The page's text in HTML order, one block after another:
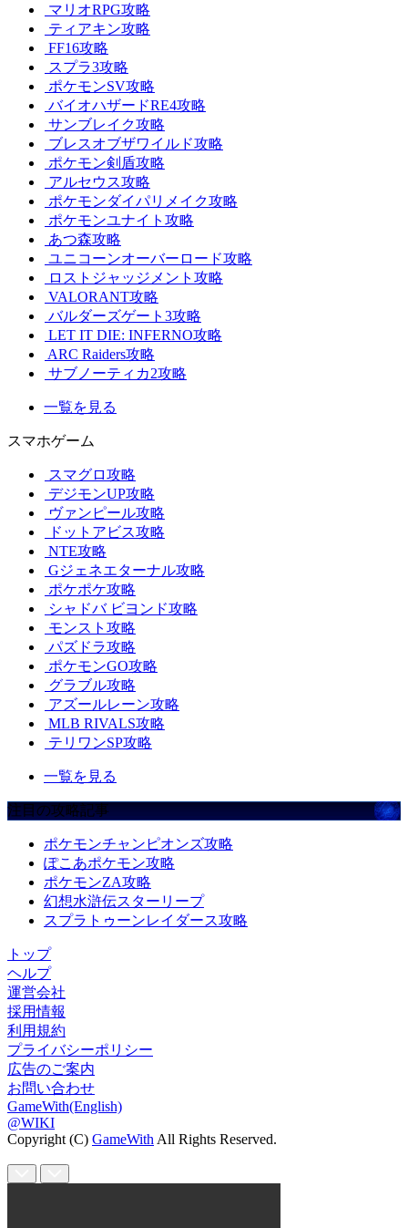
マリオRPG攻略
ティアキン攻略
FF16攻略
スプラ3攻略
ポケモンSV攻略
バイオハザードRE4攻略
サンブレイク攻略
ブレスオブザワイルド攻略
ポケモン剣盾攻略
アルセウス攻略
ポケモンダイパリメイク攻略
ポケモンユナイト攻略
あつ森攻略
ユニコーンオーバーロード攻略
ロストジャッジメント攻略
VALORANT攻略
バルダーズゲート3攻略
LET IT DIE: INFERNO攻略
ARC Raiders攻略
サブノーティカ2攻略
一覧を見る
スマホゲーム
スマグロ攻略
デジモンUP攻略
ヴァンピール攻略
ドットアビス攻略
NTE攻略
Gジェネエターナル攻略
ポケポケ攻略
シャドバ ビヨンド攻略
モンスト攻略
パズドラ攻略
ポケモンGO攻略
グラブル攻略
アズールレーン攻略
MLB RIVALS攻略
テリワンSP攻略
一覧を見る
注目の攻略記事
ポケモンチャンピオンズ攻略
ぽこあポケモン攻略
ポケモンZA攻略
幻想水滸伝スターリープ
スプラトゥーンレイダース攻略
トップ
ヘルプ
運営会社
採用情報
利用規約
プライバシーポリシー
広告のご案内
お問い合わせ
GameWith(English)
@WIKI
Copyright (C) GameWith All Rights Reserved.